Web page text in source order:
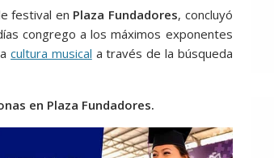
festival en Plaza Fundadores, concluyó
congrego a los máximos exponentes
cultura musical a través de la búsqueda
en Plaza Fundadores.